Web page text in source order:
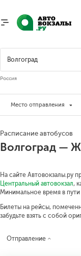
Россия
Место отправления
Расписание автобусов
Волгоград —
На сайте Автовокзалы.ру
Центральный автовокзал,
Минимальное время в пути
Билеты на рейсы,
забудьте взять с собой
Отправление